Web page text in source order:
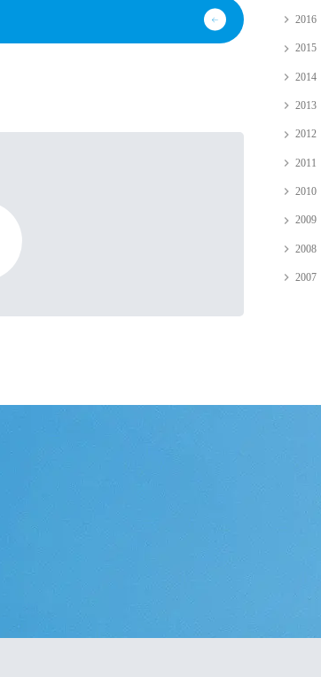
2016
2015
2014
2013
2012
2011
2010
2009
2008
2007